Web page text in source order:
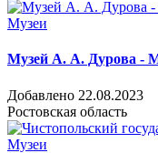
Музеи
Музей А. А. Дурова -
Добавлено 22.08.2023
Ростовская область
Музеи